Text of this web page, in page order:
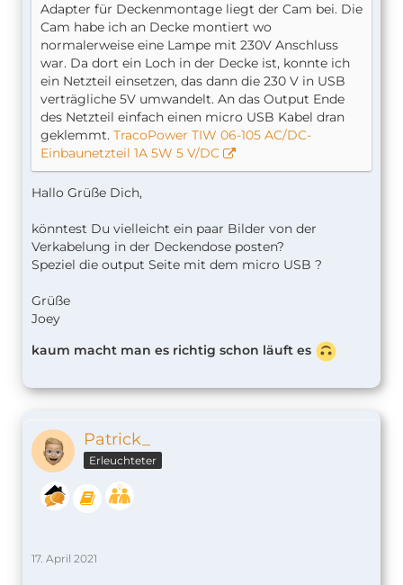
Adapter für Deckenmontage liegt der Cam bei. Die
Cam habe ich an Decke montiert wo
normalerweise eine Lampe mit 230V Anschluss
war. Da dort ein Loch in der Decke ist, konnte ich
ein Netzteil einsetzen, das dann die 230 V in USB
verträgliche 5V umwandelt. An das Output Ende
des Netzteil einfach einen micro USB Kabel dran
geklemmt. TracoPower TIW 06-105 AC/DC-
Einbaunetzteil 1A 5W 5 V/DC
Hallo Grüße Dich,
könntest Du vielleicht ein paar Bilder von der
Verkabelung in der Deckendose posten?
Speziel die output Seite mit dem micro USB ?
Grüße
Joey
kaum macht man es richtig schon läuft es
Patrick_
Erleuchteter
17. April 2021